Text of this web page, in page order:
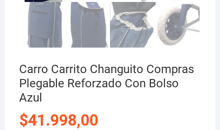
Carro Carrito Changuito Compras
Plegable Reforzado Con Bolso
Azul
$41.998,00